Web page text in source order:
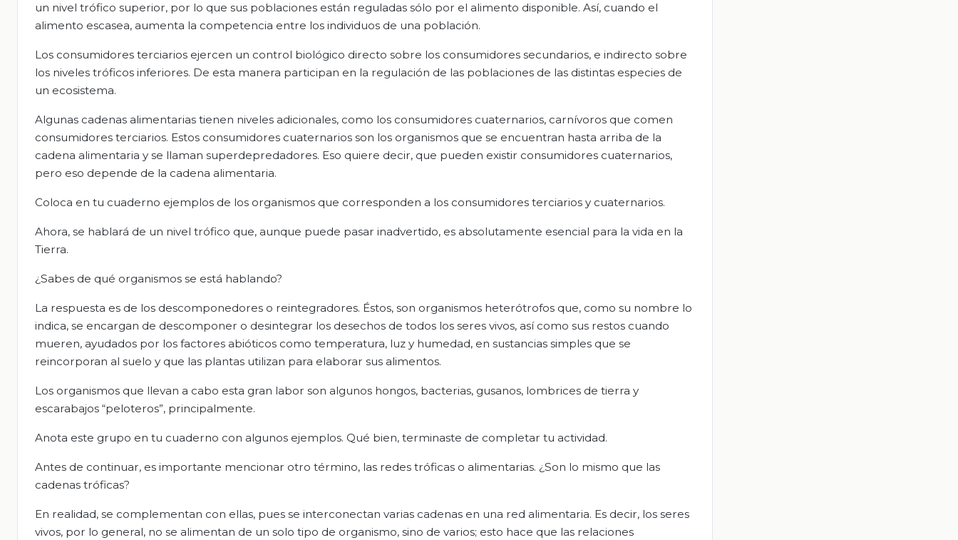
un nivel trófico superior, por lo que sus poblaciones están reguladas sólo por el alimento disponible. Así, cuando el
alimento escasea, aumenta la competencia entre los individuos de una población.
Los consumidores terciarios ejercen un control biológico directo sobre los consumidores secundarios, e indirecto sobre
los niveles tróficos inferiores. De esta manera participan en la regulación de las poblaciones de las distintas especies de
un ecosistema.
Algunas cadenas alimentarias tienen niveles adicionales, como los consumidores cuaternarios, carnívoros que comen
consumidores terciarios. Estos consumidores cuaternarios son los organismos que se encuentran hasta arriba de la
cadena alimentaria y se llaman superdepredadores. Eso quiere decir, que pueden existir consumidores cuaternarios,
pero eso depende de la cadena alimentaria.
Coloca en tu cuaderno ejemplos de los organismos que corresponden a los consumidores terciarios y cuaternarios.
Ahora, se hablará de un nivel trófico que, aunque puede pasar inadvertido, es absolutamente esencial para la vida en la
Tierra.
¿Sabes de qué organismos se está hablando?
La respuesta es de los descomponedores o reintegradores. Éstos, son organismos heterótrofos que, como su nombre lo
indica, se encargan de descomponer o desintegrar los desechos de todos los seres vivos, así como sus restos cuando
mueren, ayudados por los factores abióticos como temperatura, luz y humedad, en sustancias simples que se
reincorporan al suelo y que las plantas utilizan para elaborar sus alimentos.
Los organismos que llevan a cabo esta gran labor son algunos hongos, bacterias, gusanos, lombrices de tierra y
escarabajos “peloteros”, principalmente.
Anota este grupo en tu cuaderno con algunos ejemplos. Qué bien, terminaste de completar tu actividad.
Antes de continuar, es importante mencionar otro término, las redes tróficas o alimentarias. ¿Son lo mismo que las
cadenas tróficas?
En realidad, se complementan con ellas, pues se interconectan varias cadenas en una red alimentaria. Es decir, los seres
vivos, por lo general, no se alimentan de un solo tipo de organismo, sino de varios; esto hace que las relaciones